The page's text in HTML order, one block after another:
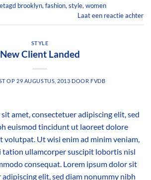
brooklyn, fashion, style, women
Laat een reactie achter
STYLE
New Client Landed
OP 29 AUGUSTUS, 2013 DOOR FVDB
amet, consectetuer adipiscing elit, sed
euismod tincidunt ut laoreet dolore
volutpat. Ut wisi enim ad minim veniam,
tation ullamcorper suscipit lobortis nisl
consequat. Lorem ipsum dolor sit
elit, sed diam nonummy nibh